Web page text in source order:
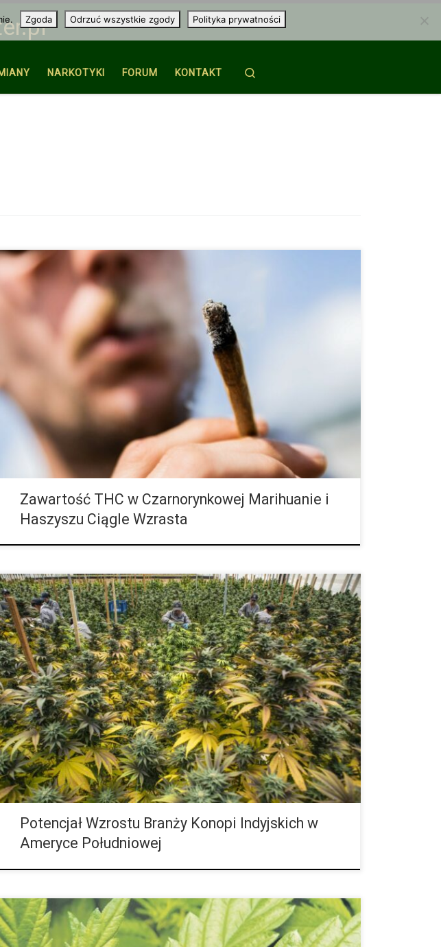
NARKOTYKI FORUM KONTAKT
Zawartość substancji THC w niektórych produktach z konopi indyjskich podwoiła się
w ciągu ostatniej dekady. Na przykład w 2012 roku w skonfiskowanym haszyszu
odnotowano średnio 10,1% THC, a w bieżącym […]
Zawartość THC w Czarnorynkowej Marihuanie i
Haszyszu Ciągle Wzrasta
Jak Marihuana Może Zmienić Życie Wielu Ludzi w Ameryce Łacińskiej Girfa, Soñadora,
marihuana lub marijuana w Meksyku, na Antylach lub w Stanach Zjednoczonych,
Cangonha, Aliamba, Da-Boa, Canhama, ópio do pobre, […]
Potencjał Wzrostu Branży Konopi Indyjskich w
Ameryce Południowej
Zgoda Odrzuć wszystkie zgody Polityka prywatności